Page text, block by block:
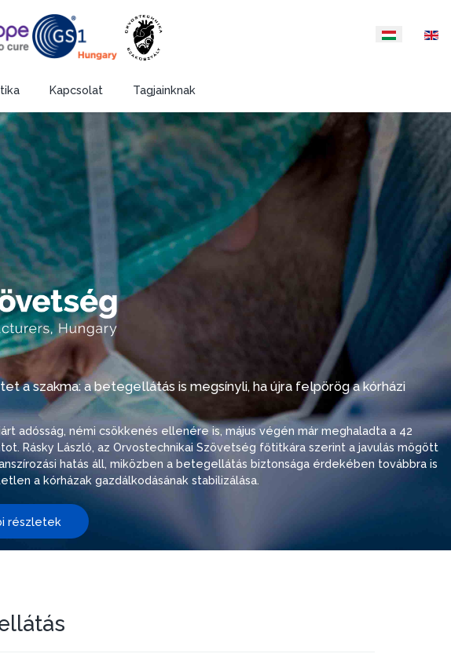
Válasszon nyelvet
Kapcsolat Tagjainknak
a szakma: a betegellátás is megsínyli, ha újra felpörög a kórházi
adósság, némi csökkenés ellenére is, május végén már meghaladta a 42
Rásky László, az Orvostechnikai Szövetség főtitkára szerint a javulás mögött
hatás áll, miközben a betegellátás biztonsága érdekében továbbra is
a kórházak gazdálkodásának stabilizálása.
részletek